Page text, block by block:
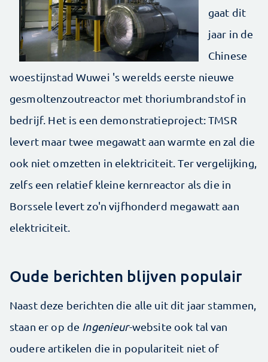
gaat dit
jaar in de
Chinese
woestijnstad Wuwei 's werelds eerste nieuwe
gesmoltenzoutreactor met thoriumbrandstof in
bedrijf. Het is een demonstratieproject: TMSR
levert maar twee megawatt aan warmte en zal die
ook niet omzetten in elektriciteit. Ter vergelijking,
zelfs een relatief kleine kernreactor als die in
Borssele levert zo'n vijfhonderd megawatt aan
elektriciteit.
Oude berichten blijven populair
Naast deze berichten die alle uit dit jaar stammen,
staan er op de Ingenieur-website ook tal van
oudere artikelen die in populariteit niet of